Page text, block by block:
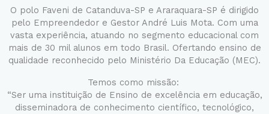
O polo Faveni de Catanduva-SP e Araraquara-SP é dirigido
pelo Empreendedor e Gestor André Luis Mota. Com uma
vasta experiência, atuando no segmento educacional com
mais de 30 mil alunos em todo Brasil. Ofertando ensino de
qualidade reconhecido pelo Ministério Da Educação (MEC).
Temos como missão:
“Ser uma instituição de Ensino de excelência em educação,
disseminadora de conhecimento científico, tecnológico,